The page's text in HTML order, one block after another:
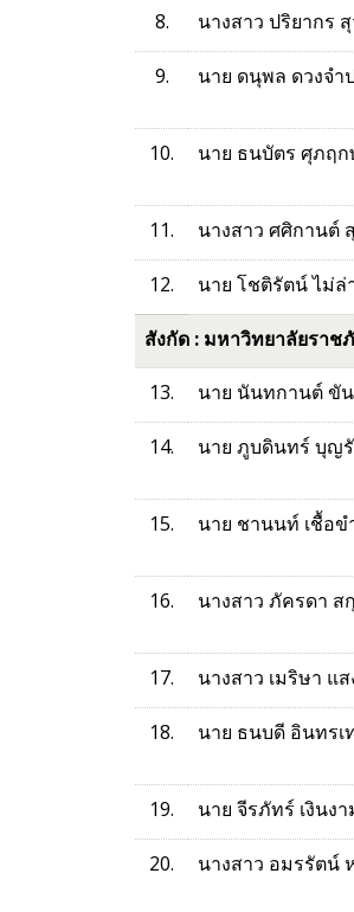
8. นางสาว ปริยากร
9. นาย ดนุพล ดวงจำ
10.
นาย ธนบัตร ศุภฤก
11.
นางสาว ศศิกานต์
12. นาย โชติรัตน์ ไม่ล่
สังกัด : มหาวิทยาลัยราช
13. นาย นันทกานต์ ขั
14. นาย ภูบดินทร์ บุญ
15.
นาย ชานนท์ เชื้อข
16.
นางสาว ภัครดา
17.
นางสาว เมริษา แ
18. นาย ธนบดี อินทรเ
19.
นาย จีรภัทร์ เงินงา
20. นางสาว อมรรัตน์